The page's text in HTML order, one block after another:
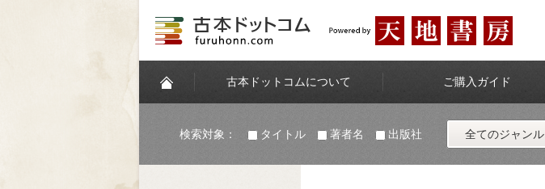
古本ドットコムについて ご購入ガイド
検索対象： タイトル 著者名 出版社 全てのジャンル